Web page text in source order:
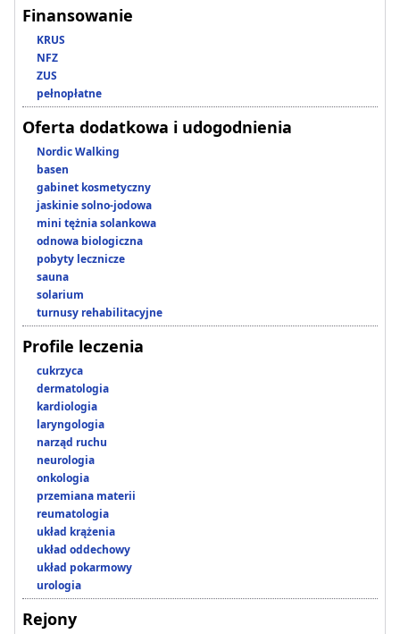
Finansowanie
KRUS
NFZ
ZUS
pełnopłatne
Oferta dodatkowa i udogodnienia
Nordic Walking
basen
gabinet kosmetyczny
jaskinie solno-jodowa
mini tężnia solankowa
odnowa biologiczna
pobyty lecznicze
sauna
solarium
turnusy rehabilitacyjne
Profile leczenia
cukrzyca
dermatologia
kardiologia
laryngologia
narząd ruchu
neurologia
onkologia
przemiana materii
reumatologia
układ krążenia
układ oddechowy
układ pokarmowy
urologia
Rejony